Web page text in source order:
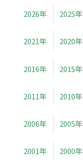
2026年 2025年
2021年 2020年
2016年 2015年
2011年 2010年
2006年 2005年
2001年 2000年